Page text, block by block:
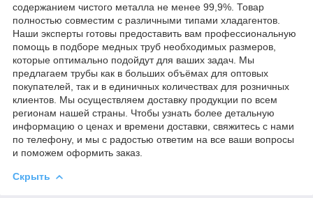
содержанием чистого металла не менее 99,9%. Товар
полностью совместим с различными типами хладагентов.
Наши эксперты готовы предоставить вам профессиональную
помощь в подборе медных труб необходимых размеров,
которые оптимально подойдут для ваших задач. Мы
предлагаем трубы как в больших объёмах для оптовых
покупателей, так и в единичных количествах для розничных
клиентов. Мы осуществляем доставку продукции по всем
регионам нашей страны. Чтобы узнать более детальную
информацию о ценах и времени доставки, свяжитесь с нами
по телефону, и мы с радостью ответим на все ваши вопросы
и поможем оформить заказ.
Скрыть